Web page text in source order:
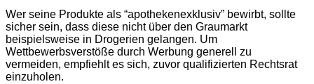
Wer seine Produkte als “apothekenexklusiv” bewirbt, sollte
sicher sein, dass diese nicht über den Graumarkt
beispielsweise in Drogerien gelangen. Um
Wettbewerbsverstöße durch Werbung generell zu
vermeiden, empfiehlt es sich, zuvor qualifizierten Rechtsrat
einzuholen.